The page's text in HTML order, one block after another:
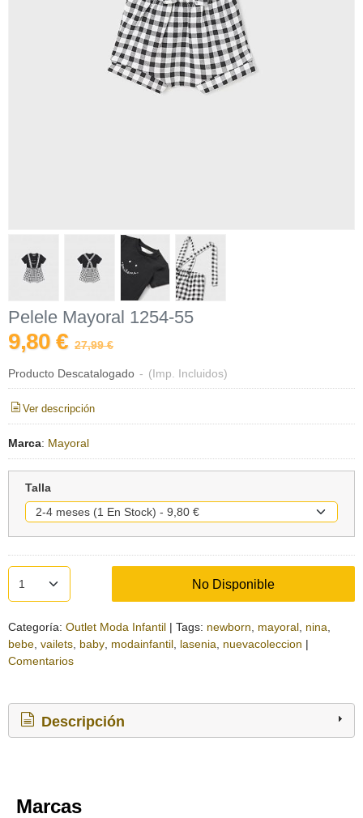
Pelele Mayoral 1254-55
9,80 € 27,99 €
Producto Descatalogado - (Imp. Incluidos)
Ver descripción
Marca: Mayoral
Talla
No Disponible
Categoría: Outlet Moda Infantil | Tags: newborn mayoral nina
bebe vailets baby modainfantil lasenia nuevacoleccion |
Comentarios
Descripción
Marcas